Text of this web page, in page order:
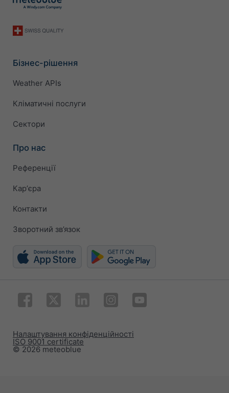
Бізнес-рішення
Weather APIs
Кліматичні послуги
Сектори
Про нас
Референції
Карʼєра
Контакти
Зворотний зв’язок
© 2026 meteoblue
ISO 9001 certificate
Налаштування конфіденційності